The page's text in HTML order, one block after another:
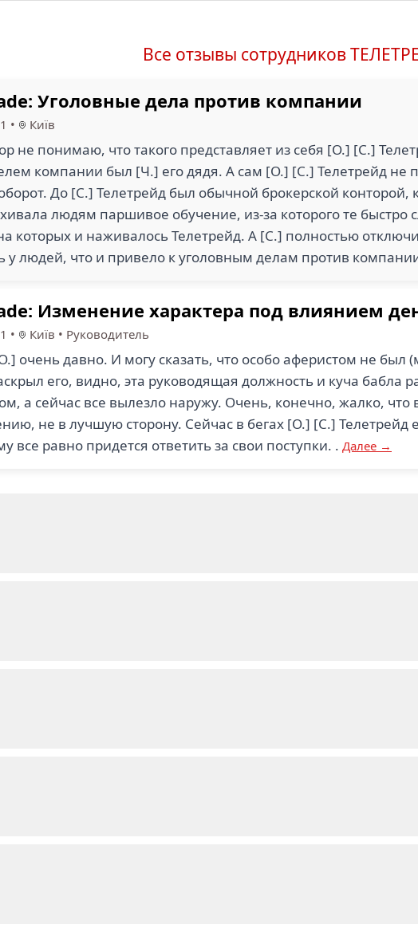
Все отзывы сотрудников
Уголовные дела против компании
• Київ
не понимаю, что такого представляет из себя [О.] [С.]
компании был [Ч.] его дядя. А сам [О.] [С.] Телетрейд не
До [С.] Телетрейд был обычной брокерской конторой,
людям паршивое обучение, из-за которого те быстро
которых и наживалось Телетрейд. А [С.] полностью
у людей, что и привело к уголовным делам против
Изменение характера под влиянием
• Київ • Руководитель
очень давно. И могу сказать, что особо аферистом не был
его, видно, эта руководящая должность и куча бабла
а сейчас все вылезло наружу. Очень, конечно, жалко,
не в лучшую сторону. Сейчас в бегах [О.] [С.] Телетрейд
все равно придется ответить за свои поступки. . Далее →